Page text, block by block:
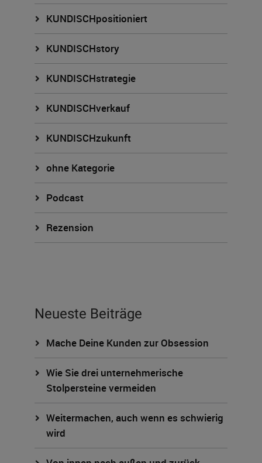
KUNDISCHpositioniert
KUNDISCHstory
KUNDISCHstrategie
KUNDISCHverkauf
KUNDISCHzukunft
ohne Kategorie
Podcast
Rezension
Neueste Beiträge
Mache Deine Kunden zur Obsession
Wie Sie drei unternehmerische
Stolpersteine vermeiden
Weitermachen, auch wenn es schwierig
wird